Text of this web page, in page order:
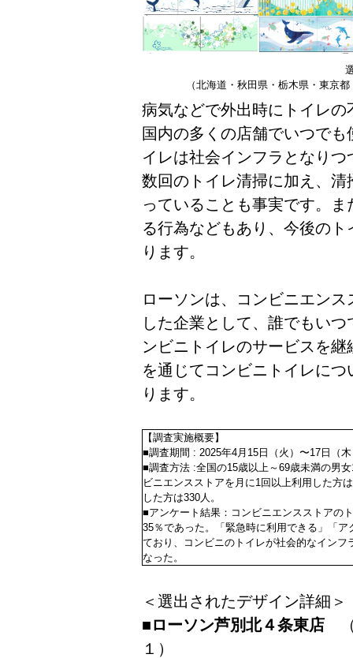
（北海道・秋田県・栃木県・東京
病気などで外出時にトイレ
国内の多くの店舗でいつで
イレは社会インフラとなり
数回のトイレ清掃に加え、
っていることも事実です。
る行為などもあり、今後の
ります。
ローソンは、コンビニエン
した企業として、誰でもい
ンビニトイレのサービスを
を通じてコンビニトイレに
ります。
【調査実施概要】
■調査期間 : 2025年4月15日（火）〜17日（
■調査方法 :全国の15歳以上～69歳未満の男
ビニエンスストアを月に1回以上利用した方
した方は330人。
■アンケート結果：コンビニエンスストアの
35％であった。「緊急時に利用できる」「
ており、コンビニのトイレが社会的なイン
なった。
＜選出されたデザイン詳細＞
■ローソン芦別北４条東店 （
１）